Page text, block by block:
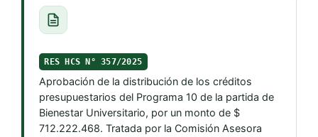
RES HCS N° 357/2025
Aprobación de la distribución de los créditos
presupuestarios del Programa 10 de la partida de
Bienestar Universitario, por un monto de $
712.222.468. Tratada por la Comisión Asesora